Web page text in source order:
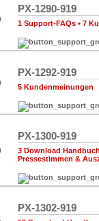
PX-1290-919
1 Support-FAQs • 7
PX-1292-919
5 Kundenmeinungen
PX-1300-919
3 Download
Pressestimmen &
PX-1302-919